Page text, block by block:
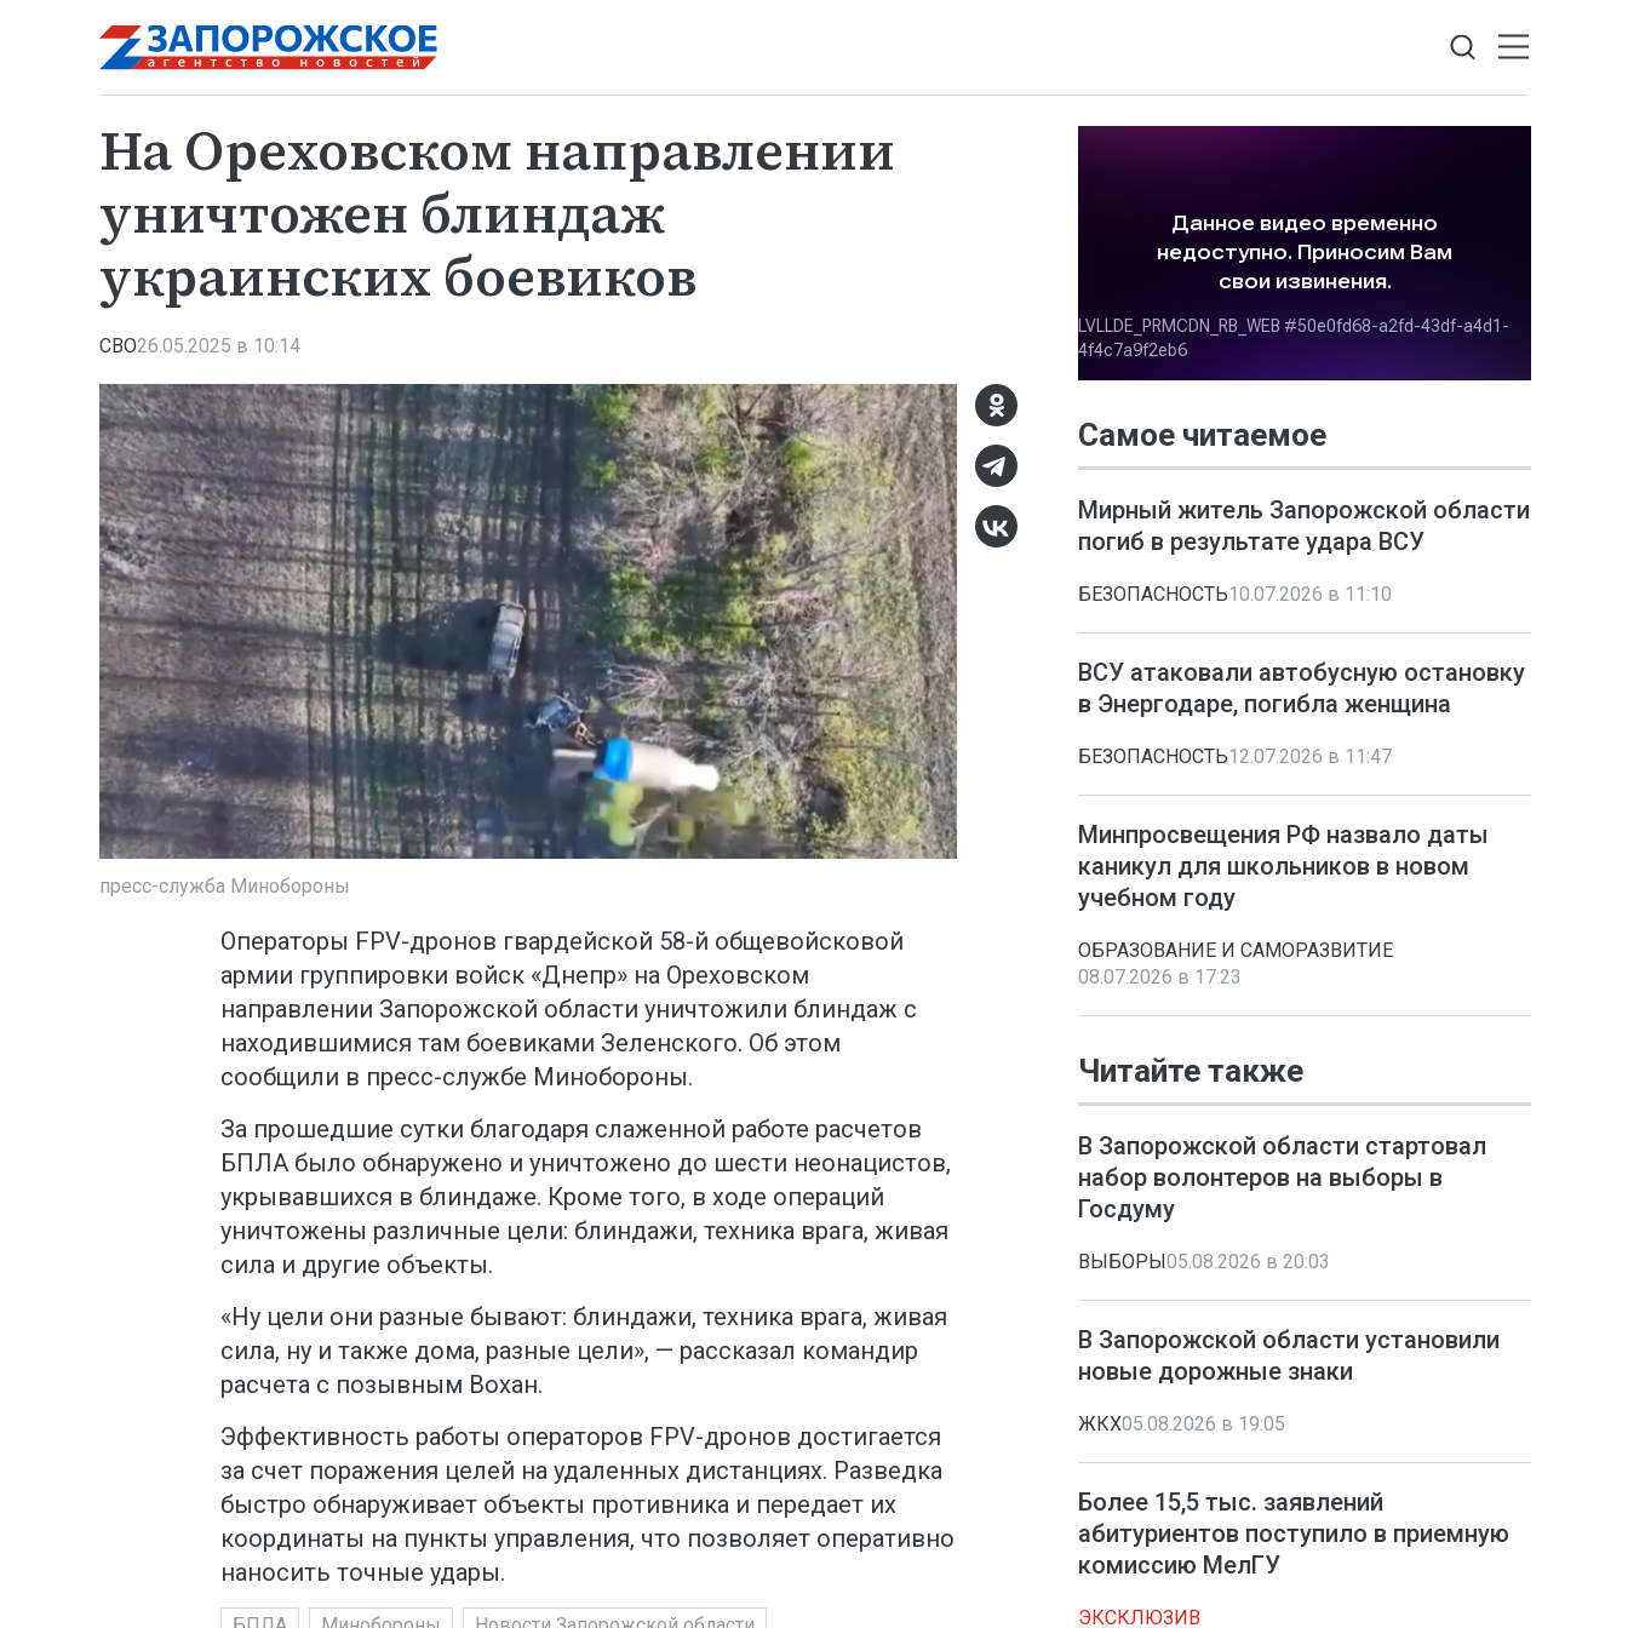
На Ореховском направлении
уничтожен блиндаж
украинских боевиков
СВО26.05.2025 в 10:14
пресс-служба Минобороны
Операторы FPV-дронов гвардейской 58-й общевойсковой
армии группировки войск «Днепр» на Ореховском
направлении Запорожской области уничтожили блиндаж с
находившимися там боевиками Зеленского. Об этом
сообщили в пресс-службе Минобороны.
За прошедшие сутки благодаря слаженной работе расчетов
БПЛА было обнаружено и уничтожено до шести неонацистов,
укрывавшихся в блиндаже. Кроме того, в ходе операций
уничтожены различные цели: блиндажи, техника врага, живая
сила и другие объекты.
«Ну цели они разные бывают: блиндажи, техника врага, живая
сила, ну и также дома, разные цели», — рассказал командир
расчета с позывным Вохан.
Эффективность работы операторов FPV-дронов достигается
за счет поражения целей на удаленных дистанциях. Разведка
быстро обнаруживает объекты противника и передает их
координаты на пункты управления, что позволяет оперативно
наносить точные удары.
Самое читаемое
Мирный житель Запорожской области
погиб в результате удара ВСУ
БЕЗОПАСНОСТЬ10.07.2026 в 11:10
ВСУ атаковали автобусную остановку
в Энергодаре, погибла женщина
БЕЗОПАСНОСТЬ12.07.2026 в 11:47
Минпросвещения РФ назвало даты
каникул для школьников в новом
учебном году
ОБРАЗОВАНИЕ И САМОРАЗВИТИЕ
08.07.2026 в 17:23
Читайте также
В Запорожской области стартовал
набор волонтеров на выборы в
Госдуму
ВЫБОРЫ 05.08.2026 в 20:03
В Запорожской области установили
новые дорожные знаки
ЖКХ05.08.2026 в 19:05
Более 15,5 тыс. заявлений
абитуриентов поступило в приемную
комиссию МелГУ
ЭКСКЛЮЗИВ